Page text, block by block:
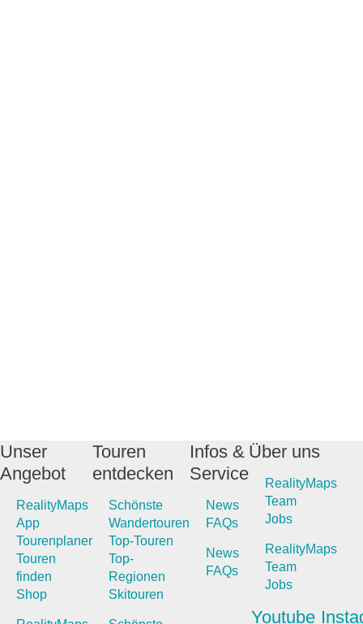
Unser
Angebot
RealityMaps
App
Tourenplaner
Touren
finden
Shop
Touren
entdecken
Schönste
Wandertouren
Top-Touren
Top-
Regionen
Skitouren
Infos &
Service
News
FAQs
News
FAQs
Über uns
RealityMaps
Team
Jobs
RealityMaps
Team
Jobs
Youtube